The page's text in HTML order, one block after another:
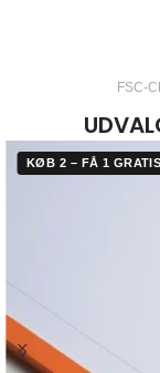
FSC-
KØB 2 – FÅ 1 GRATIS